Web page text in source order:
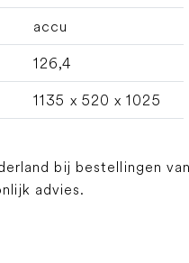
accu
126,4
1135 x 520 x 1025
bij bestellingen
advies.